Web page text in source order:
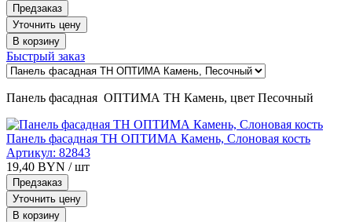
Предзаказ
Уточнить цену
В корзину
Быстрый заказ
Панель фасадная ОПТИМА ТН Камень, цвет Песочный
Панель фасадная ТН ОПТИМА Камень, Слоновая кость
Артикул: 82843
19,40 BYN / шт
Предзаказ
Уточнить цену
В корзину